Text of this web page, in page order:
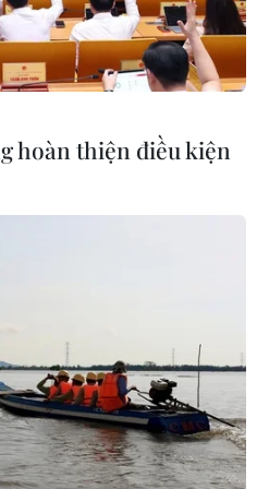
07/08/2026 07:31
hoàn thiện điều kiện